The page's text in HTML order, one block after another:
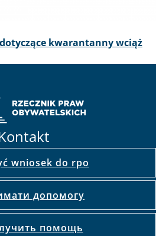
kwarantanny wciąż
wniosek do rpo
допомогу
помощь